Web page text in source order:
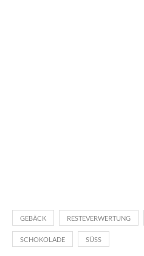
GEBÄCK RESTEVERWERTUNG
SCHOKOLADE SÜSS